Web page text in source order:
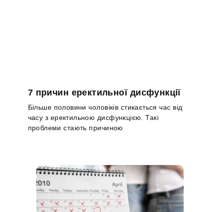
7 причин еректильної дисфункції
Більше половини чоловіків стикається час від
часу з еректильною дисфункцією. Такі
проблеми стають причиною